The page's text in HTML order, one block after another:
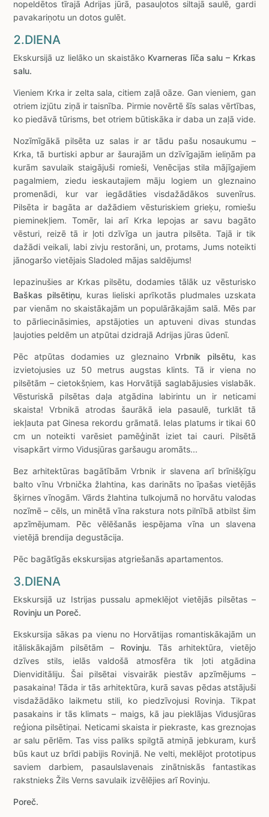
nopeldētos tīrajā Adrijas jūrā, pasauļotos siltajā saulē, gardi
pavakariņotu un dotos gulēt.
2.DIENA
Ekskursijā uz lielāko un skaistāko Kvarneras līča salu – Krkas
salu.
Vieniem Krka ir zelta sala, citiem zaļā oāze. Gan vieniem, gan
otriem izjūtu ziņā ir taisnība. Pirmie novērtē šīs salas vērtības,
ko piedāvā tūrisms, bet otriem būtiskāka ir daba un zaļā vide.
Nozīmīgākā pilsēta uz salas ir ar tādu pašu nosaukumu –
Krka, tā burtiski apbur ar šaurajām un dzīvīgajām ieliņām pa
kurām savulaik staigājuši romieši, Venēcijas stila mājīgajiem
pagalmiem, ziedu ieskautajiem māju logiem un gleznaino
promenādi, kur var iegādāties visdažādākos suvenīrus.
Pilsēta ir bagāta ar dažādiem vēsturiskiem grieķu, romiešu
pieminekļiem. Tomēr, lai arī Krka lepojas ar savu bagāto
vēsturi, reizē tā ir ļoti dzīvīga un jautra pilsēta. Tajā ir tik
dažādi veikali, labi zivju restorāni, un, protams, Jums noteikti
jānogaršo vietējais Sladoled mājas saldējums!
Iepazinušies ar Krkas pilsētu, dodamies tālāk uz vēsturisko
Baškas pilsētiņu, kuras lieliski aprīkotās pludmales uzskata
par vienām no skaistākajām un populārākajām salā. Mēs par
to pārliecināsimies, apstājoties un aptuveni divas stundas
ļaujoties peldēm un atpūtai dzidrajā Adrijas jūras ūdenī.
Pēc atpūtas dodamies uz gleznainoVrbnik pilsētu, kas
izvietojusies uz 50 metrus augstas klints. Tā ir viena no
pilsētām – cietokšņiem, kas Horvātijā saglabājusies vislabāk.
Vēsturiskā pilsētas daļa atgādina labirintu un ir neticami
skaista! Vrbnikā atrodas šaurākā iela pasaulē, turklāt tā
iekļauta pat Ginesa rekordu grāmatā. Ielas platums ir tikai 60
cm un noteikti varēsiet pamēģināt iziet tai cauri. Pilsētā
visapkārt virmo Vidusjūras garšaugu aromāts...
Bez arhitektūras bagātībām Vrbnik ir slavena arī brīnišķīgu
balto vīnu Vrbnička žlahtina, kas darināts no īpašas vietējās
šķirnes vīnogām. Vārds žlahtina tulkojumā no horvātu valodas
nozīmē – cēls, un minētā vīna rakstura nots pilnībā atbilst šim
apzīmējumam. Pēc vēlēšanās iespējama vīna un slavena
vietējā brendija degustācija.
Pēc bagātīgās ekskursijas atgriešanās apartamentos.
3.DIENA
Ekskursijā uz Istrijas pussalu apmeklējot vietējās pilsētas –
Rovinju un Poreč.
Ekskursija sākas pa vienu no Horvātijas romantiskākajām un
itāliskākajām pilsētām – Rovinju. Tās arhitektūra, vietējo
dzīves stils, ielās valdošā atmosfēra tik ļoti atgādina
Dienviditāliju. Šai pilsētai visvairāk piestāv apzīmējums –
pasakaina! Tāda ir tās arhitektūra, kurā savas pēdas atstājuši
visdažādāko laikmetu stili, ko piedzīvojusi Rovinja. Tikpat
pasakains ir tās klimats – maigs, kā jau pieklājas Vidusjūras
reģiona pilsētiņai. Neticami skaista ir piekraste, kas greznojas
ar salu pērlēm. Tas viss paliks spilgtā atmiņā jebkuram, kurš
būs kaut uz brīdi pabijis Rovinjā. Ne velti, meklējot prototipus
saviem darbiem, pasaulslavenais zinātniskās fantastikas
rakstnieks Žils Verns savulaik izvēlējies arī Rovinju.
Poreč.